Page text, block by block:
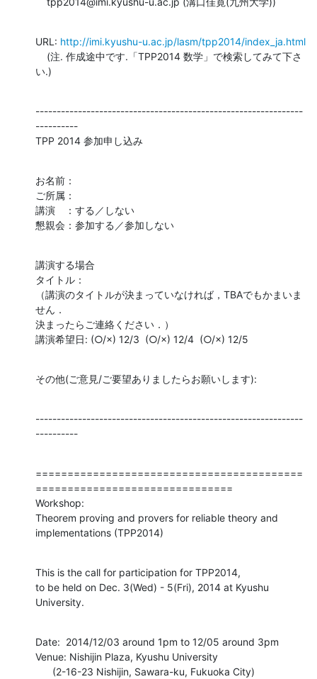
URL: http://imi.kyushu-u.ac.jp/lasm/tpp2014/index_ja.html
い.)
---------------------------------------------------------------
----------
TPP 2014 参加申し込み
お名前：
ご所属：
講演　：する／しない
懇親会：参加する／参加しない
講演する場合
タイトル：
（講演のタイトルが決まっていなければ，TBAでもかまいま
せん．
決まったらご連絡ください．）
講演希望日: (○/×) 12/3  (○/×) 12/4  (○/×) 12/5
その他(ご意見/ご要望ありましたらお願いします):
---------------------------------------------------------------
----------
==========================================
===============================
Workshop:
Theorem proving and provers for reliable theory and
implementations (TPP2014)
This is the call for participation for TPP2014,
to be held on Dec. 3(Wed) - 5(Fri), 2014 at Kyushu
University.
Date:  2014/12/03 around 1pm to 12/05 around 3pm
Venue: Nishijin Plaza, Kyushu University